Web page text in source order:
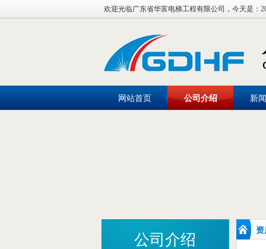
欢迎光临广东省华富电梯工程有限公司，今天是：
网站首页 公司介绍 新
公司介绍
资